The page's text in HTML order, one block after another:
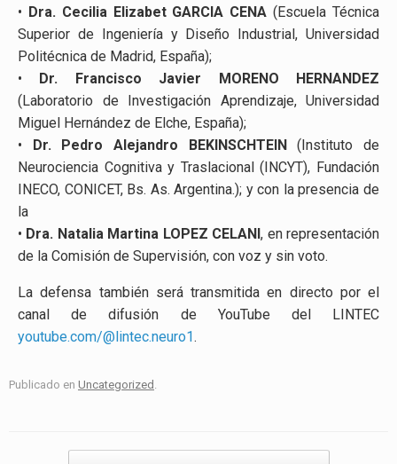
• Dra. Cecilia Elizabet GARCIA CENA (Escuela Técnica
Superior de Ingeniería y Diseño Industrial, Universidad
Politécnica de Madrid, España);
• Dr. Francisco Javier MORENO HERNANDEZ
(Laboratorio de Investigación Aprendizaje, Universidad
Miguel Hernández de Elche, España);
• Dr. Pedro Alejandro BEKINSCHTEIN(Instituto de
Neurociencia Cognitiva y Traslacional (INCYT), Fundación
INECO, CONICET, Bs. As. Argentina.); y con la presencia de
la
• Dra. Natalia Martina LOPEZ CELANI, en representación
de la Comisión de Supervisión, con voz y sin voto.
La defensa también será transmitida en directo por el
canal de difusión de YouTube del LINTEC
youtube.com/@lintec.neuro1.
Publicado en Uncategorized